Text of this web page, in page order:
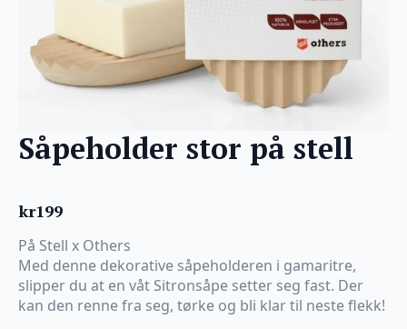
Såpeholder stor på stell
kr199
På Stell x Others
Med denne dekorative såpeholderen i gamaritre,
slipper du at en våt Sitronsåpe setter seg fast. Der
kan den renne fra seg, tørke og bli klar til neste flekk!